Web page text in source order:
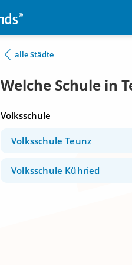
alle Städte
Welche Schule in
Volksschule
Volksschule Teunz
Volksschule Kühried